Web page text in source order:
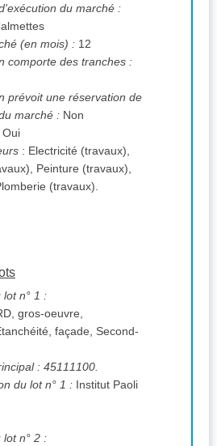
du marché :
(en mois) : 12
comporte des tranches :
prévoit une réservation de
marché : Non
Oui
: Electricité (travaux),
Peinture (travaux),
(travaux).
lot n° 1 :
gros-oeuvre,
façade, Second-
: 45111100.
du lot n° 1 : Institut Paoli
lot n° 2 :